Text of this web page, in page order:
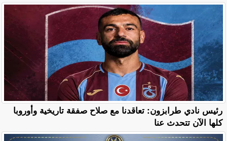
رئيس نادي طرابزون: تعاقدنا مع صلاح صفقة تاريخية وأوروبا
كلها الآن تتحدث عنا